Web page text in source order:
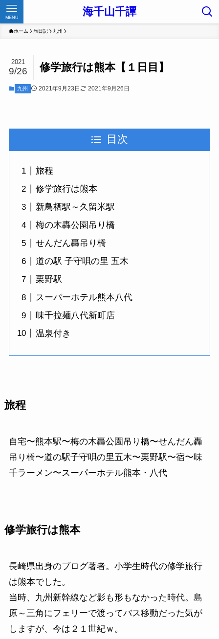
海千山千譚
MENU
ホーム 旅日記 九州
修学旅行は熊本【１日目】
2021
9/26
九州 2021年9月23日 2021年9月26日
目次
旅程
修学旅行は熊本
新鳥栖駅～久留米駅
梅の木轟公園吊り橋
せんだん轟吊り橋
道の駅 子守唄の里 五木
栗野駅
スーパーホテル熊本八代
味千拉麺八代新町店
温泉付き
旅程
自宅〜熊本駅〜梅の木轟公園吊り橋〜せんだん轟
吊り橋〜道の駅子守唄の里五木〜栗野駅〜宿〜味
千ラーメン〜スーパーホテル熊本・八代
修学旅行は熊本
長崎県出身のブログ著者。小学生時代の修学旅行
は熊本でした。
当時、九州新幹線など影も形もなかった時代。島
原～三角にフェリーで渡ってバス移動だった気が
しますが、今は２１世紀ｗ。